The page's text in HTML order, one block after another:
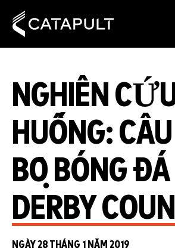
NGHIÊN
HUỐNG:
BỘ BÓNG ĐÁ
DERBY
NGÀY 28 THÁNG 1 NĂM 2019